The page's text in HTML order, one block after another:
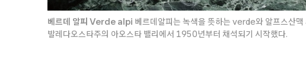
베르데 알피 Verde alpi 베르데알피는 녹색을 뜻하는 verde와 알프스산맥
발레다오스타주의 아오스타 밸리에서 1950년부터 채석되기 시작했다.